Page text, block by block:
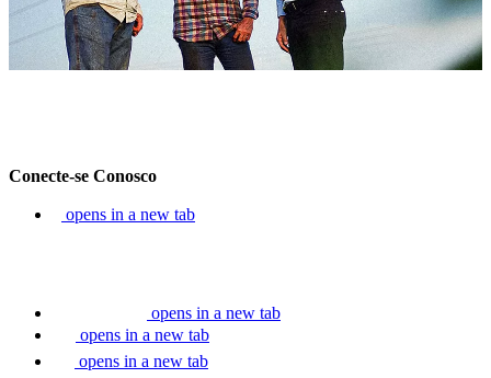
Conecte-se Conosco
opens in a new tab
opens in a new tab
opens in a new tab
opens in a new tab